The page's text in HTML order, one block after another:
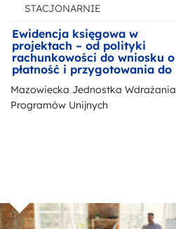
STACJONARNIE
Ewidencja księgowa w
projektach – od polityki
rachunkowości do wniosku o
płatność i przygotowania do
Mazowiecka Jednostka Wdrażania
Programów Unijnych